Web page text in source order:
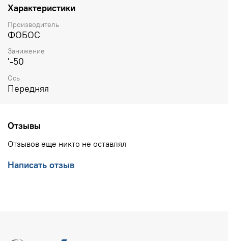
Характеристики
Производитель
ФОБОС
Занижение
'-50
Ось
Передняя
Отзывы
Отзывов еще никто не оставлял
Написать отзыв